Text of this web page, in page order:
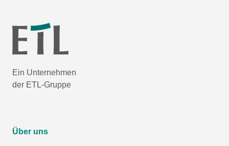
Ein Unternehmen
der ETL-Gruppe
Über uns